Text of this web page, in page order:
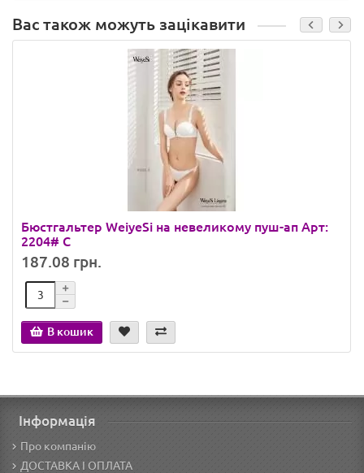
Вас також можуть зацікавити
Бюстгальтер WeiyeSi на невеликому пуш-ап Арт:
2204# C
187.08 грн.
В кошик
Інформація
Про компанію
ДОСТАВКА І ОПЛАТА